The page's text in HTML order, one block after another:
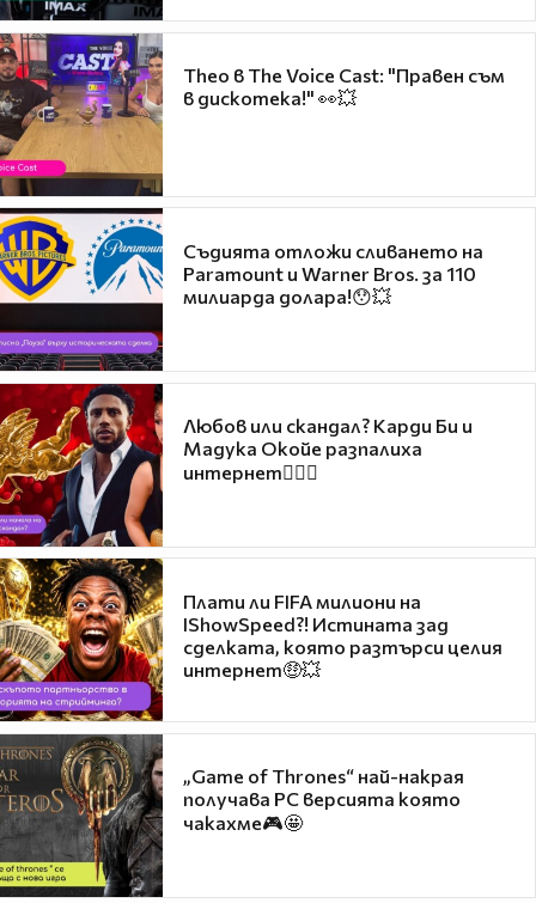
Theo в The Voice Cast: "Правен съм
в дискотека!" 👀💥
Съдията отложи сливането на
Paramount и Warner Bros. за 110
милиарда долара!😯💥
Любов или скандал? Карди Би и
Мадука Окойе разпалиха
интернет❤️‍🔥🔥
Плати ли FIFA милиони на
IShowSpeed?! Истината зад
сделката, която разтърси целия
интернет🤑💥
„Game of Thrones“ най-накрая
получава PC версията която
чакахме🎮🤩